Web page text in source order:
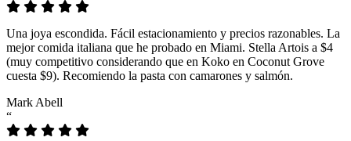
Una joya escondida. Fácil estacionamiento y precios razonables. La
mejor comida italiana que he probado en Miami. Stella Artois a $4
(muy competitivo considerando que en Koko en Coconut Grove
cuesta $9). Recomiendo la pasta con camarones y salmón.
Mark Abell
“